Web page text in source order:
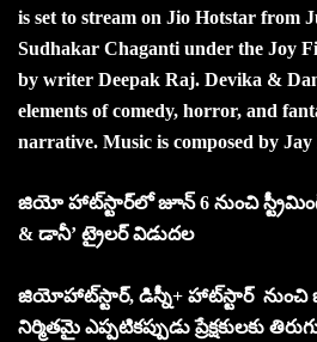
is set to stream on Jio Hotstar from
Sudhakar Chaganti under the Joy
by writer Deepak Raj. Devika &
elements of comedy, horror, and
narrative. Music is composed by
జియో హాట్‌స్టార్‌లో జూన్ 6 నుంచి
& డానీ’ ట్రైలర్ విడుదల
జియోహాట్‌స్టార్, డిస్నీ+ హాట్‌స్టార్
నిర్మితమై ఎప్పటికప్పుడు ప్రేక్షకులకు